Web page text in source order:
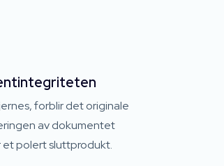
forblir det originale
av dokumentet
et polert sluttprodukt.